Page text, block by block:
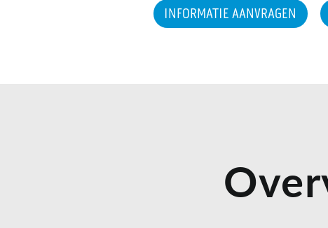
INFORMATIE AANVRAGEN